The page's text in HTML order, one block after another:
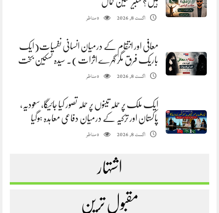
اگست 8, 2026 0مناظر
معافی اور انتقام کے درمیان انسانی نفسیات(ایک
باریک فرق مگر گہرے اثرات). سیدہ تسکین بخت
اگست 8, 2026 0مناظر
ایک ملک پر حملہ تینوں پر حملہ تصور کیا جائیگا، سعودیہ،
پاکستان اور ترکیہ کے درمیان دفاعی معاہدہ ہوگیا
اگست 8, 2026 0مناظر
اشتہار
مقبول ترین